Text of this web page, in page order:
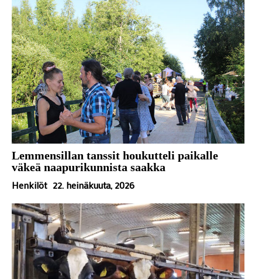
Lemmensillan tanssit houkutteli paikalle
väkeä naapurikunnista saakka
Henkilöt 22. heinäkuuta, 2026